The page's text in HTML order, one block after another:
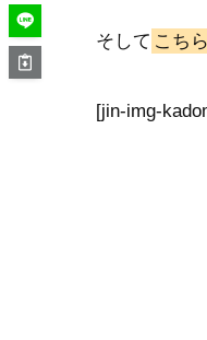
そして こち
[jin-img-